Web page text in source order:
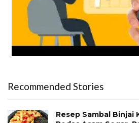
Recommended Stories
Resep Sambal Binjai